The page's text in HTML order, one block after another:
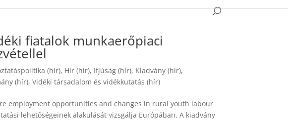
fiatalok munkaerőpiaci
(hír), Hír (hír), Ifjúság (hír), Kiadvány (hír),
(hír),Vidéki társadalom és vidékkutatás (hír)
employment opportunities and changes in rural youth labour
lehetőségeinek alakulását vizsgálja Európában. A kiadvány